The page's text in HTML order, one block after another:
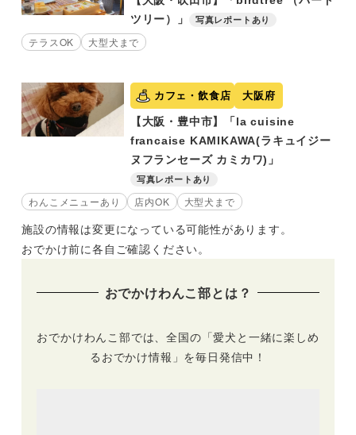
ツリー）」
写真レポートあり
テラスOK 大型犬まで
カフェ・飲食店 大阪府
【大阪・豊中市】「la cuisine
francaise KAMIKAWA(ラキュイジー
ヌフランセーズ カミカワ)」
写真レポートあり
わんこメニューあり 店内OK 大型犬まで
施設の情報は変更になっている可能性があります。
おでかけ前に各自ご確認ください。
おでかけわんこ部とは？
おでかけわんこ部では、全国の「愛犬と一緒に楽しめ
るおでかけ情報」を毎日発信中！